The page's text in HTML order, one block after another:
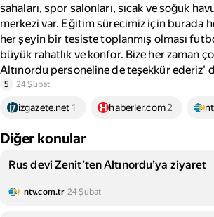
sahaları, spor salonları, sıcak ve soğuk
merkezi var. Eğitim sürecimiz için burada
her şeyin bir tesiste toplanmış olması
büyük rahatlık ve konfor. Bize her zaman
Altınordu personeline de teşekkür ederiz'
5 24 Şubat
izgazete.net1 haberler.com2
Diğer konular
Rus devi Zenit’ten Altınordu’ya ziyaret
ntv.com.tr 24 Şubat